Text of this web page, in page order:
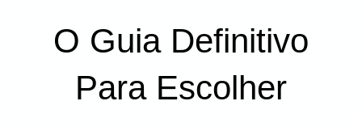
O Guia Definitivo
Para Escolher